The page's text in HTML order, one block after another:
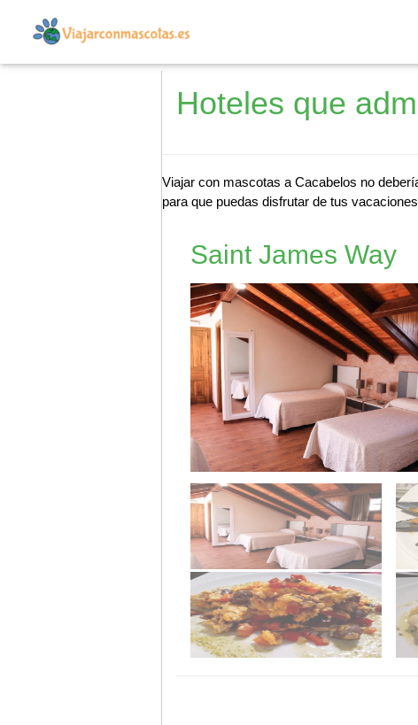
Hoteles que
Viajar con mascotas a Cacabelos no
para que puedas disfrutar de tus
Saint James Way